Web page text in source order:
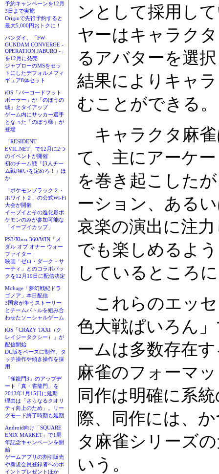
予約キャンペーンを12月
3日まで実施
Originで先行予約すると
最大5,000円おトクに！
バンダイ、「FW
GUNDAM CONVERGE -
OPERATION JABURO -」
を12月に発売
ジャブローのMSをセッ
トにしたデフォルメフィ
ギュア8体セット
iOS「バーコードフット
ボーラー」が「のぼうの
城」とタイアップ
ゲーム内にサッカー選手
となった「のぼう様」が
登場
「RESIDENT
EVIL.NET」で12月に2つ
のイベントが開催
初のチーム戦「[3人チー
ム戦]狙いを定めろ！」ほ
か
「ポケモンブラック２・
ホワイト２」の公式Wi-Fi
大会が開催
イーブイとその進化形ポ
ケモンのみが参加可能な
「イーブイカップ」
PS3/Xbox 360/WIN「メ
ダル オブ オナー ウォー
ファイター」
映画「ゼロ・ダーク・サ
ーティ」とのコラボパッ
クを12月19日に配信決定
Mobage「夢幻戦紀ドラ
ゴノア」本日配信
3国家が争うストーリー
とチームバトルを組み合
わせたソーシャルゲーム
iOS「CRAZY TAXI（ク
レイジータクシー）」が
配信開始
DC版をベースに制作、タ
ッチ操作や傾き操作を採
用
「雀龍門3」のアップデ
ート「真・雀龍門」を
2013年1月15日に延期
理由は「さらなるクオリ
ティ向上のため」。リー
グモード終了時期も延期
Android向け「SQUARE
ENIX MARKET」で1周
年記念キャンペーンを開
始
ゲームアプリの割引販売
や新規会員登録者へのポ
イントプレゼントほか
ンとして採用し
ヤーはキャラク
るアバターを選
結果によりキャ
むことができる。
キャラクタ麻雀
て、主にアーケ
を巻き起こした
ーション、ある
哀楽の演出に注
でも楽しめるよ
しているところ
これらのエッセ
色大戦ぱいろん
ームは多数存在
麻雀のフォーマ
同作は明確に系
際、同作には、
タ麻雀シリーズ
いう。